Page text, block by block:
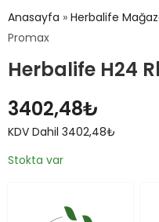
Anasayfa » Herbalife
Promax
Herbalife H24
3402,48₺
KDV Dahil 3402,48₺
Stokta var